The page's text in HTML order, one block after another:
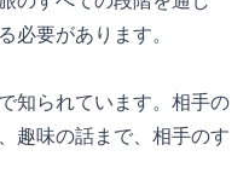
要があります。
知られています。相手の
趣味の話まで、相手のす